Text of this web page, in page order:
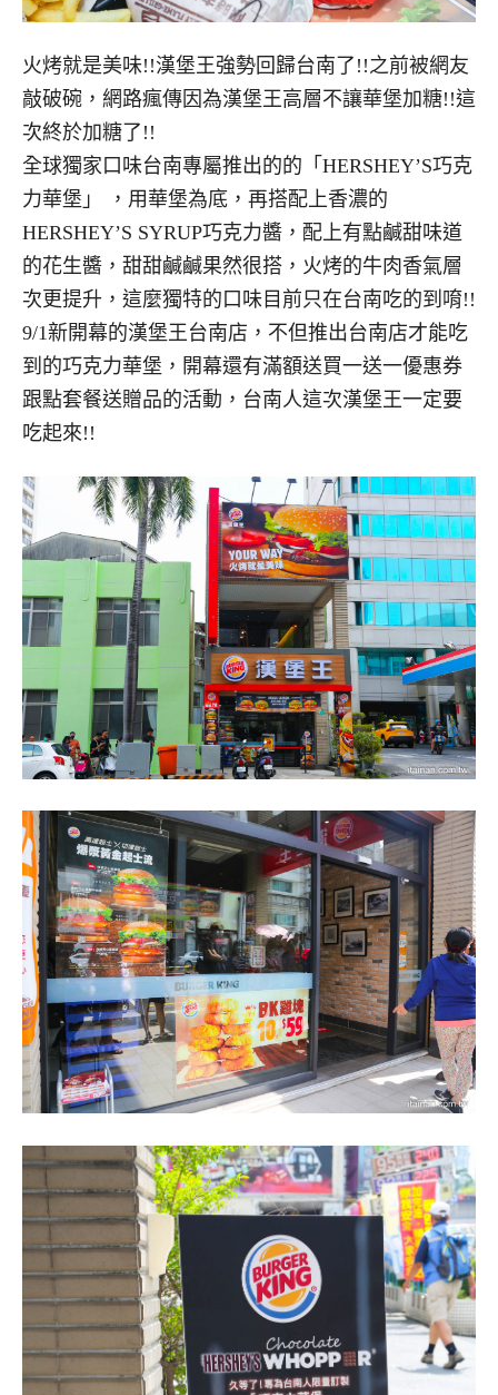
火烤就是美味!!漢堡王強勢回歸台南了!!之前被網友
敲破碗，網路瘋傳因為漢堡王高層不讓華堡加糖!!這
次終於加糖了!!
全球獨家口味台南專屬推出的的「HERSHEY’S巧克
力華堡」 ，用華堡為底，再搭配上香濃的
HERSHEY’S SYRUP巧克力醬，配上有點鹹甜味道
的花生醬，甜甜鹹鹹果然很搭，火烤的牛肉香氣層
次更提升，這麼獨特的口味目前只在台南吃的到唷!!
9/1新開幕的漢堡王台南店，不但推出台南店才能吃
到的巧克力華堡，開幕還有滿額送買一送一優惠券
跟點套餐送贈品的活動，台南人這次漢堡王一定要
吃起來!!